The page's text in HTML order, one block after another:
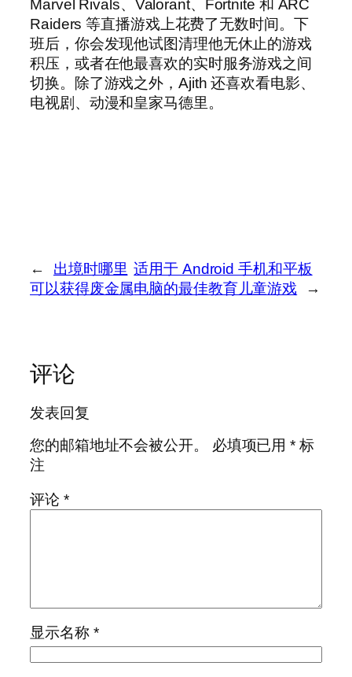
Marvel Rivals、Valorant、Fortnite 和 ARC
Raiders 等直播游戏上花费了无数时间。下
班后，你会发现他试图清理他无休止的游戏
积压，或者在他最喜欢的实时服务游戏之间
切换。除了游戏之外，Ajith 还喜欢看电影、
电视剧、动漫和皇家马德里。
←
出境时哪里
可以获得废金属
适用于 Android 手机和平板
电脑的最佳教育儿童游戏
→
评论
发表回复
您的邮箱地址不会被公开。
必填项已用* 标
注
评论 *
显示名称 *